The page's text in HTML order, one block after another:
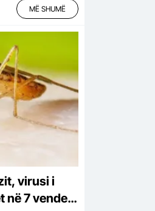
MË SHUMË
virusi i
në 7 vende